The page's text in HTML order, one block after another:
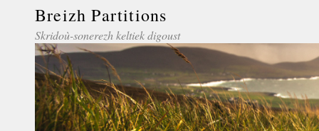
Breizh Partitions
Skridoù-sonerezh keltiek digoust